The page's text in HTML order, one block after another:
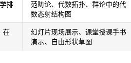
排
范畴论、代数拓扑、群论中的代
数态射结构图
在
幻灯片现场展示、课堂授课手书
演示、自由形状草图